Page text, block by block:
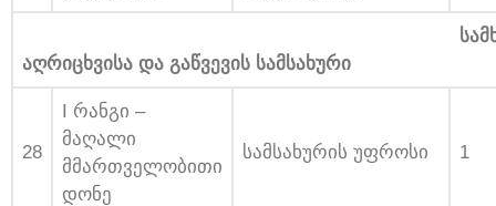
აღრიცხვისა და გაწვევის სამსახური
28
I რანგი –
მაღალი
მმართველობითი
დონე
სამსახურის უფროსი 1